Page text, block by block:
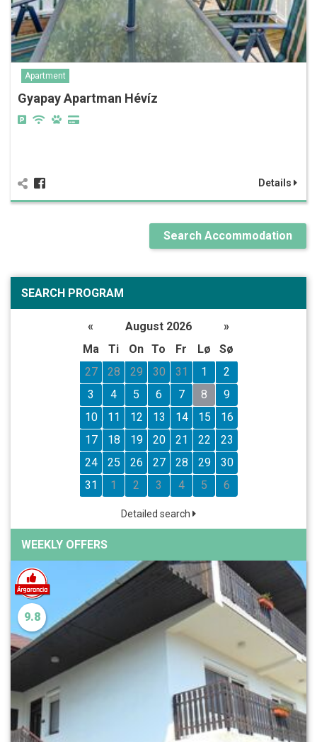
Apartment
Gyapay Apartman Hévíz
Details
Search Accommodation
SEARCH PROGRAM
« August 2026
»
Ma
Ti On To Fr Lø
Sø
27
28 29 30 31 1
2
3
4 5 6 7 8
9
10
11 12 13 14 15
16
17
18 19 20 21 22
23
24
25 26 27 28 29
30
31
1 2 3 4 5 6
Detailed search
WEEKLY OFFERS
9.8